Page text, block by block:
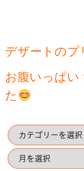
デザートのプ
お腹いっぱい
た